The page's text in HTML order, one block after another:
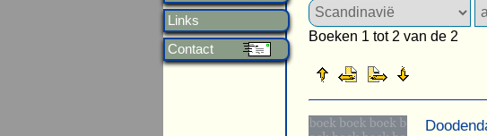
Links
Contact
Boeken 1 tot 2 van de 2